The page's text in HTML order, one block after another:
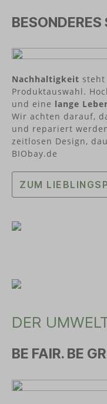
Formaldehyd.
recyclebar
Über ajaa!Die
Tüftler Raphael
Süddeutschland.
Nachhaltigkeit steht
Produktauswahl.
und eine lange
Wir achten darauf,
und repariert
zeitlosen Design,
BIObay.de
ZUM
DER
BE FAIR. BE